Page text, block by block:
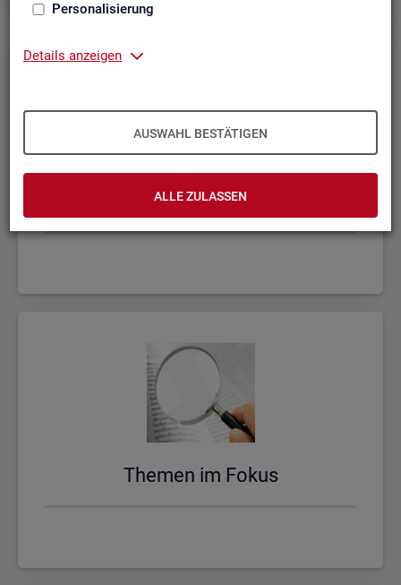
Personalisierung
Details anzeigen
AUSWAHL BESTÄTIGEN
ALLE ZULASSEN
Fach­sta­tis­ti­ken
The­men im Fokus